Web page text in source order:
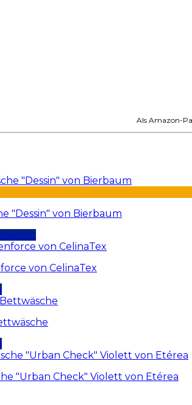
Als Amazon-
"Dessin" von Bierbaum
von CelinaTex
"Urban Check" Violett von Etérea